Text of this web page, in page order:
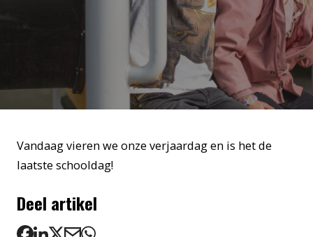
Vandaag vieren we onze verjaardag en is het de
laatste schooldag!
Deel artikel